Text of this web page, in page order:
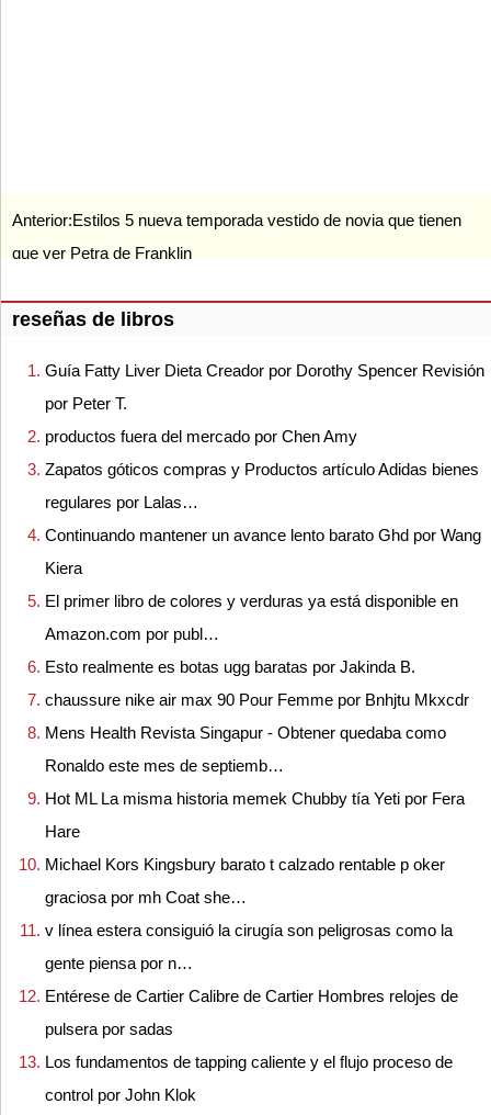
Anterior:Estilos 5 nueva temporada vestido de novia que tienen
que ver Petra de Franklin
reseñas de libros
Guía Fatty Liver Dieta Creador por Dorothy Spencer Revisión
por Peter T.
productos fuera del mercado por Chen Amy
Zapatos góticos compras y Productos artículo Adidas bienes
regulares por Lalas…
Continuando mantener un avance lento barato Ghd por Wang
Kiera
El primer libro de colores y verduras ya está disponible en
Amazon.com por publ…
Esto realmente es botas ugg baratas por Jakinda B.
chaussure nike air max 90 Pour Femme por Bnhjtu Mkxcdr
Mens Health Revista Singapur - Obtener quedaba como
Ronaldo este mes de septiemb…
Hot ML La misma historia memek Chubby tía Yeti por Fera
Hare
Michael Kors Kingsbury barato t calzado rentable p oker
graciosa por mh Coat she…
v línea estera consiguió la cirugía son peligrosas como la
gente piensa por n…
Entérese de Cartier Calibre de Cartier Hombres relojes de
pulsera por sadas
Los fundamentos de tapping caliente y el flujo proceso de
control por John Klok